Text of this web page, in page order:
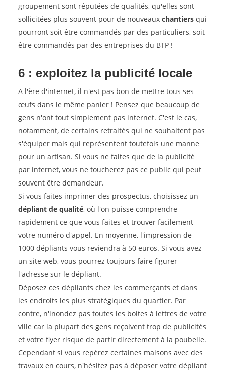
groupement sont réputées de qualités, qu'elles sont
sollicitées plus souvent pour de nouveaux chantiers qui
pourront soit être commandés par des particuliers, soit
être commandés par des entreprises du BTP !
6 : exploitez la publicité locale
A l'ère d'internet, il n'est pas bon de mettre tous ses
œufs dans le même panier ! Pensez que beaucoup de
gens n'ont tout simplement pas internet. C'est le cas,
notamment, de certains retraités qui ne souhaitent pas
s'équiper mais qui représentent toutefois une manne
pour un artisan. Si vous ne faites que de la publicité
par internet, vous ne toucherez pas ce public qui peut
souvent être demandeur.
Si vous faites imprimer des prospectus, choisissez un
dépliant de qualité, où l'on puisse comprendre
rapidement ce que vous faites et trouver facilement
votre numéro d'appel. En moyenne, l'impression de
1000 dépliants vous reviendra à 50 euros. Si vous avez
un site web, vous pourrez toujours faire figurer
l'adresse sur le dépliant.
Déposez ces dépliants chez les commerçants et dans
les endroits les plus stratégiques du quartier. Par
contre, n'inondez pas toutes les boites à lettres de votre
ville car la plupart des gens reçoivent trop de publicités
et votre flyer risque de partir directement à la poubelle.
Cependant si vous repérez certaines maisons avec des
travaux en cours, n'hésitez pas à déposer votre dépliant